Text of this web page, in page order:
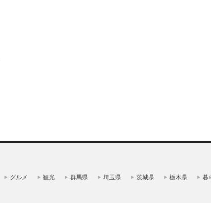
グルメ 観光 群馬県 埼玉県 茨城県 栃木県 暮